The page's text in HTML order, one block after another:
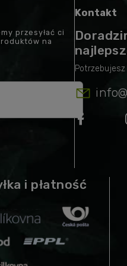
przesyłać ci
na
Kontakt
info@
i płatność